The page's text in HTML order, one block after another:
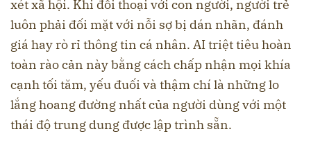
xét xã hội. Khi đối thoại với con người, người trẻ
luôn phải đối mặt với nỗi sợ bị dán nhãn, đánh
giá hay rò rỉ thông tin cá nhân. AI triệt tiêu hoàn
toàn rào cản này bằng cách chấp nhận mọi khía
cạnh tối tăm, yếu đuối và thậm chí là những lo
lắng hoang đường nhất của người dùng với một
thái độ trung dung được lập trình sẵn.